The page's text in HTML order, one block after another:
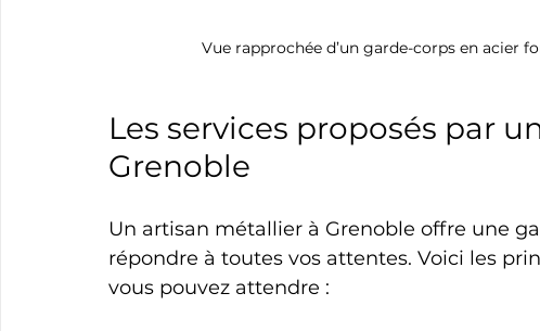
Vue rapprochée d’un garde-corps en acier
Les services proposés par
Grenoble
Un artisan métallier à Grenoble offre une
répondre à toutes vos attentes. Voici les
vous pouvez attendre :